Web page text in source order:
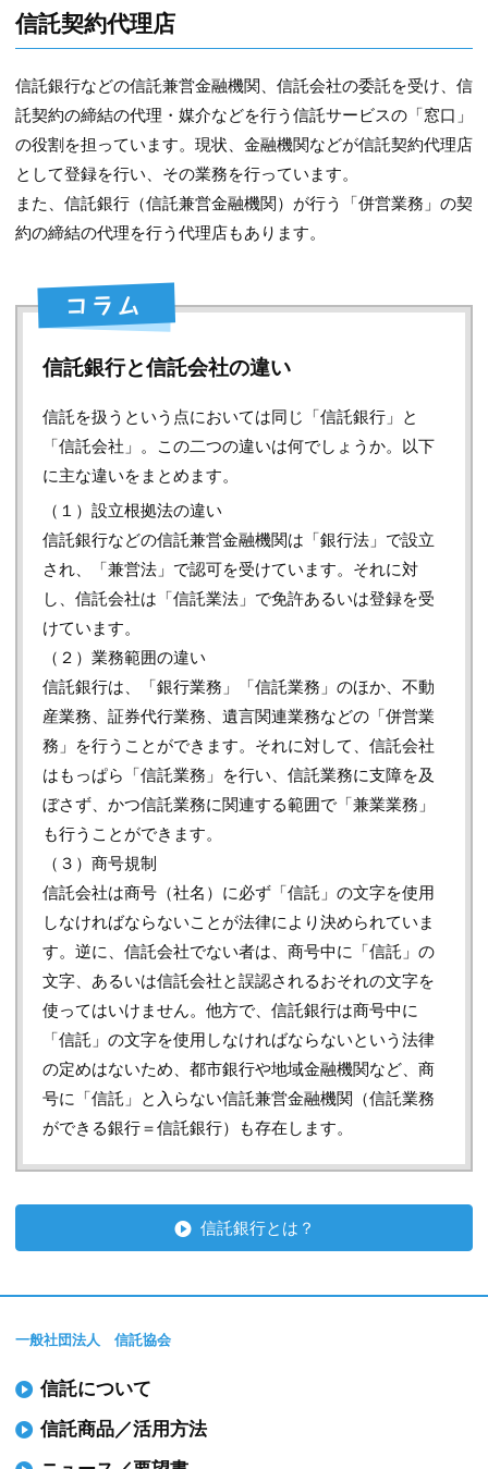
信託契約代理店
信託銀行などの信託兼営金融機関、信託会社の委託を受け、信
託契約の締結の代理・媒介などを行う信託サービスの「窓口」
の役割を担っています。現状、金融機関などが信託契約代理店
として登録を行い、その業務を行っています。
また、信託銀行（信託兼営金融機関）が行う「併営業務」の契
約の締結の代理を行う代理店もあります。
信託銀行と信託会社の違い
信託を扱うという点においては同じ「信託銀行」と
「信託会社」。この二つの違いは何でしょうか。以下
に主な違いをまとめます。
（１）設立根拠法の違い
信託銀行などの信託兼営金融機関は「銀行法」で設立
され、「兼営法」で認可を受けています。それに対
し、信託会社は「信託業法」で免許あるいは登録を受
けています。
（２）業務範囲の違い
信託銀行は、「銀行業務」「信託業務」のほか、不動
産業務、証券代行業務、遺言関連業務などの「併営業
務」を行うことができます。それに対して、信託会社
はもっぱら「信託業務」を行い、信託業務に支障を及
ぼさず、かつ信託業務に関連する範囲で「兼業業務」
も行うことができます。
（３）商号規制
信託会社は商号（社名）に必ず「信託」の文字を使用
しなければならないことが法律により決められていま
す。逆に、信託会社でない者は、商号中に「信託」の
文字、あるいは信託会社と誤認されるおそれの文字を
使ってはいけません。他方で、信託銀行は商号中に
「信託」の文字を使用しなければならないという法律
の定めはないため、都市銀行や地域金融機関など、商
号に「信託」と入らない信託兼営金融機関（信託業務
ができる銀行＝信託銀行）も存在します。
信託銀行とは？
一般社団法人 信託協会
信託について
信託商品／活用方法